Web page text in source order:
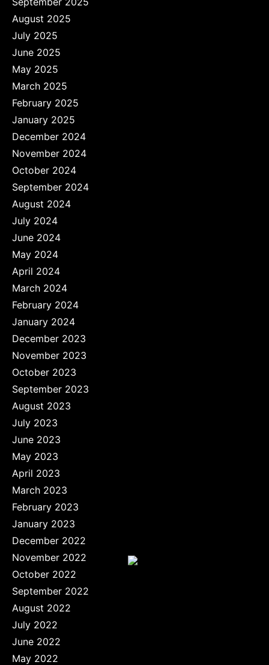
August 2025
July 2025
June 2025
May 2025
March 2025
February 2025
January 2025
December 2024
November 2024
October 2024
September 2024
August 2024
July 2024
June 2024
May 2024
April 2024
March 2024
February 2024
January 2024
December 2023
November 2023
October 2023
September 2023
August 2023
July 2023
June 2023
May 2023
April 2023
March 2023
February 2023
January 2023
December 2022
November 2022
October 2022
September 2022
August 2022
July 2022
June 2022
May 2022